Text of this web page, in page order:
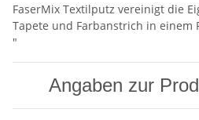
FaserMix Textilputz vereinigt die
Tapete und Farbanstrich in einem
"
Angaben zur